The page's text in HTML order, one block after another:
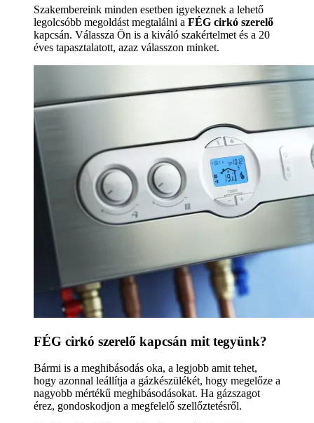
Szakembereink minden esetben igyekeznek a lehető
legolcsóbb megoldást megtalálni a FÉG cirkó szerelő
kapcsán. Válassza Ön is a kiváló szakértelmet és a 20
éves tapasztalatott, azaz válasszon minket.
FÉG cirkó szerelő kapcsán mit tegyünk?
Bármi is a meghibásodás oka, a legjobb amit tehet,
hogy azonnal leállítja a gázkészülékét, hogy megelőze a
nagyobb mértékű meghibásodásokat. Ha gázszagot
érez, gondoskodjon a megfelelő szellőztetésről.